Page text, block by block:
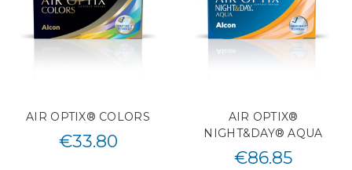
AIR OPTIX® COLORS
€33.80
AIR OPTIX®
NIGHT&DAY® AQUA
€86.85